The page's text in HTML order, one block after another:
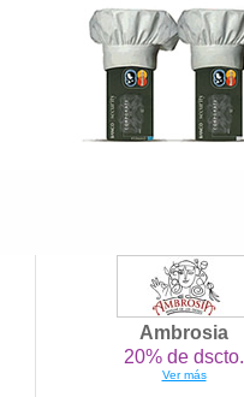
Ambrosia
20% de dscto.
Ver más